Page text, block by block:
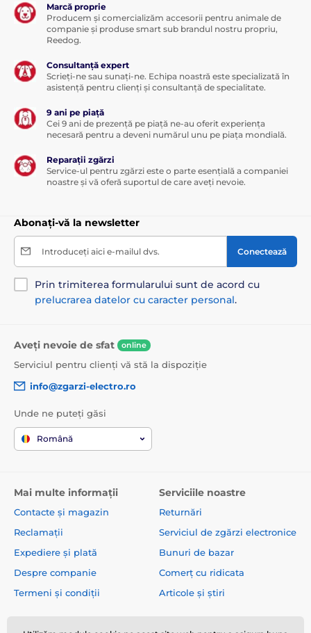
Marcă proprie
Producem și comercializăm accesorii pentru animale de
companie și produse smart sub brandul nostru propriu,
Reedog.
Consultanță expert
Scrieți-ne sau sunați-ne. Echipa noastră este specializată în
asistență pentru clienți și consultanță de specialitate.
9 ani pe piață
Cei 9 ani de prezență pe piață ne-au oferit experiența
necesară pentru a deveni numărul unu pe piața mondială.
Reparații zgărzi
Service-ul pentru zgărzi este o parte esențială a companiei
noastre și vă oferă suportul de care aveți nevoie.
Abonați-vă la newsletter
Introduceți aici e-mailul dvs. Conectează
Prin trimiterea formularului sunt de acord cu
prelucrarea datelor cu caracter personal.
Aveți nevoie de sfat online
Serviciul pentru clienți vă stă la dispoziție
info@zgarzi-electro.ro
Unde ne puteți găsi
Română
Mai multe informații
Contacte și magazin
Reclamații
Expediere și plată
Despre companie
Termeni și condiții
Serviciile noastre
Returnări
Serviciul de zgărzi electronice
Bunuri de bazar
Comerț cu ridicata
Articole și știri